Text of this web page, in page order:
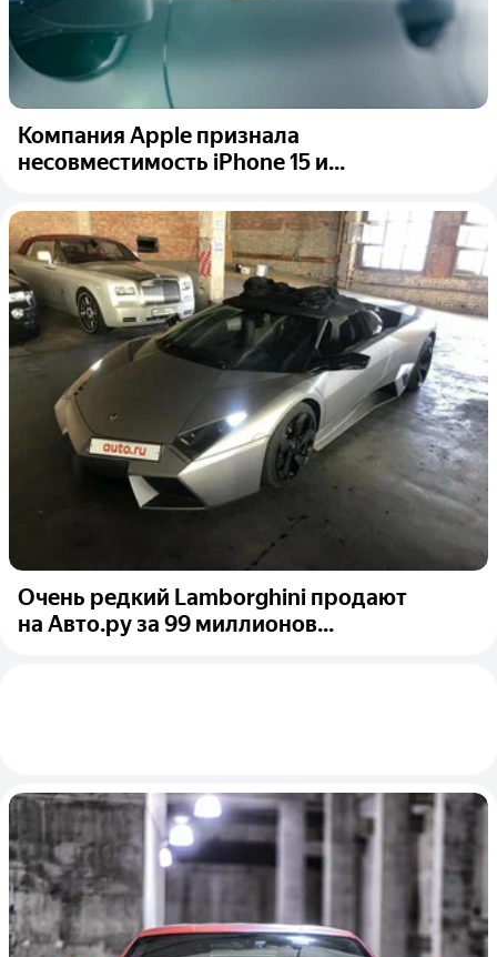
Компания Apple признала
несовместимость iPhone 15 и...
Очень редкий Lamborghini продают
на Авто.ру за 99 миллионов...